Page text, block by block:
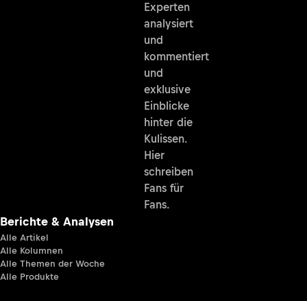
Experten
analysiert
und
kommentiert
und
exklusive
Einblicke
hinter die
Kulissen.
Hier
schreiben
Fans für
Fans.
Berichte & Analysen
Alle Artikel
Alle Kolumnen
Alle Themen der Woche
Alle Produkte